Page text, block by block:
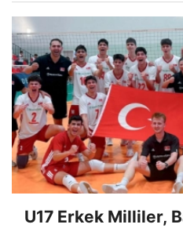
U17 Erkek Milliler,